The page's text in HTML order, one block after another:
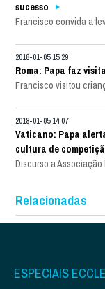
sucesso
Francisco convida a
2018-01-05 15:29
Roma: Papa faz
Francisco visitou
2018-01-05 14:07
Vaticano: Papa
cultura de
Discurso a
Relacionadas
ESPECIAIS